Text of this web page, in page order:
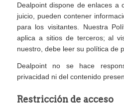
Dealpoint dispone de enlaces a
juicio, pueden contener
para los visitantes. Nuestra
aplica a sitios de terceros; al
nuestro, debe leer su política de
Dealpoint no se hace
privacidad ni del contenido
Restricción de acceso